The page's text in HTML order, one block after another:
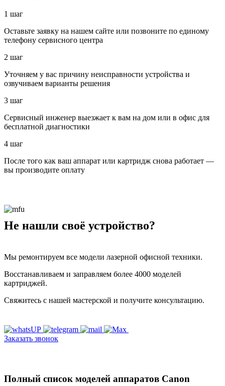
1 шаг
Оставьте заявку на нашем сайте или позвоните по единому
телефону сервисного центра
2 шаг
Уточняем у вас причину неисправности устройства и
озвучиваем варианты решения
3 шаг
Сервисный инженер выезжает к вам на дом или в офис для
бесплатной диагностики
4 шаг
После того как ваш аппарат или картридж снова работает —
вы производите оплату
Не нашли своё устройство?
Мы ремонтируем все модели лазерной офисной техники.
Восстанавливаем и заправляем более 4000 моделей
картриджей.
Свяжитесь с нашей мастерской и получите консультацию.
Заказать звонок
Полный список моделей аппаратов Canon